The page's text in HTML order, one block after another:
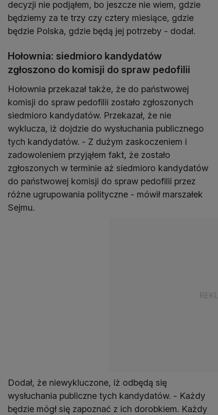
decyzji nie podjąłem, bo jeszcze nie wiem, gdzie
będziemy za te trzy czy cztery miesiące, gdzie
będzie Polska, gdzie będą jej potrzeby - dodał.
Hołownia: siedmioro kandydatów
zgłoszono do komisji do spraw pedofilii
Hołownia przekazał także, że do państwowej
komisji do spraw pedofilii zostało zgłoszonych
siedmioro kandydatów. Przekazał, że nie
wyklucza, iż dojdzie do wysłuchania publicznego
tych kandydatów. - Z dużym zaskoczeniem i
zadowoleniem przyjąłem fakt, że zostało
zgłoszonych w terminie aż siedmioro kandydatów
do państwowej komisji do spraw pedofilii przez
różne ugrupowania polityczne - mówił marszałek
Sejmu.
Dodał, że niewykluczone, iż odbędą się
wysłuchania publiczne tych kandydatów. - Każdy
będzie mógł się zapoznać z ich dorobkiem. Każdy